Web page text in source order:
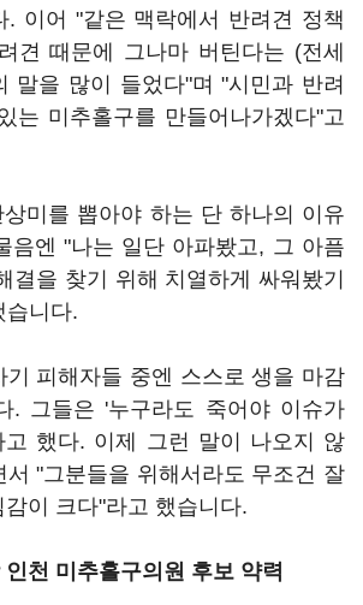
. 이어 "같은 맥락에서 반려견 정책
견 때문에 그나마 버틴다는 (전세
말을 많이 들었다"며 "시민과 반려
는 미추홀구를 만들어나가겠다"고
미를 뽑아야 하는 단 하나의 이유
음엔 "나는 일단 아파봤고, 그 아픔
결을 찾기 위해 치열하게 싸워봤기
습니다.
기 피해자들 중엔 스스로 생을 마감
. 그들은 '누구라도 죽어야 이슈가
고 했다. 이제 그런 말이 나오지 않
서 "그분들을 위해서라도 무조건 잘
이 크다"라고 했습니다.
천 미추홀구의원 후보 약력